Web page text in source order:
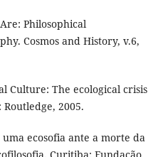
Philosophical
Cosmos and History, v.6,
Culture: The ecological crisis
2005.
uma ecosofia ante a morte da